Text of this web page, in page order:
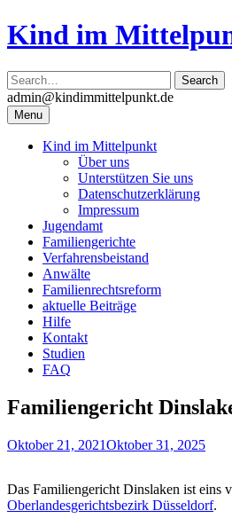
Skip
to
Kind im
admin@kindimmittelpunkt.de
Menu
Kind im Mittelpunkt
Über uns
Unterstützen Sie uns
Datenschutzerklärung
Impressum
Jugendamt
Familiengerichte
Verfahrensbeistand
Anwälte
Familienrechtsreform
aktuelle Beiträge
Hilfe
Kontakt
Studien
FAQ
Familiengericht
Oktober 21, 2021Oktober 31, 2025
Das Familiengericht Dinslaken ist eins
Oberlandesgerichtsbezirk Düsseldorf.